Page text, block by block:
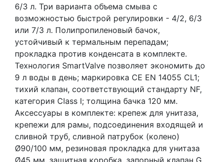
6/3 л. Три варианта объема смыва с
возможностью быстрой регулировки - 4/2, 6/3
или 7/3 л. Полипропиленовый бачок,
устойчивый к термальным перепадам;
прокладка против конденсата в комплекте.
Технология SmartValve позволяет экономить до
9 л воды в день; маркировка CE EN 14055 CL1;
тихий клапан, соответствующий стандарту NF,
категория Class I; толщина бачка 120 мм.
Аксессуары в комплекте: крепеж для унитаза,
крепежи для рамы, подсоединения входящей и
сливной труб, сливной патрубок (колено)
Ø90/100 мм, резиновая прокладка для унитаза
Ø45 мм, защитная коробка, запорный клапан G